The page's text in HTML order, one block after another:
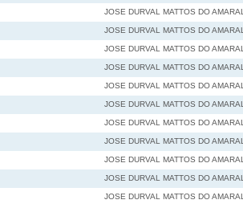
JOSE DURVAL MATTOS DO AMARAL
JOSE DURVAL MATTOS DO AMARAL
JOSE DURVAL MATTOS DO AMARAL
JOSE DURVAL MATTOS DO AMARAL
JOSE DURVAL MATTOS DO AMARAL
JOSE DURVAL MATTOS DO AMARAL
JOSE DURVAL MATTOS DO AMARAL
JOSE DURVAL MATTOS DO AMARAL
JOSE DURVAL MATTOS DO AMARAL
JOSE DURVAL MATTOS DO AMARAL
JOSE DURVAL MATTOS DO AMARAL